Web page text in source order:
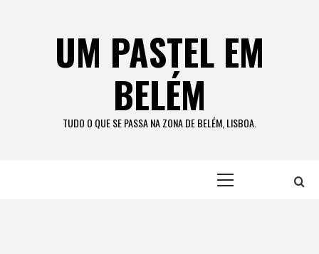
UM PASTEL EM
BELÉM
TUDO O QUE SE PASSA NA ZONA DE BELÉM, LISBOA.